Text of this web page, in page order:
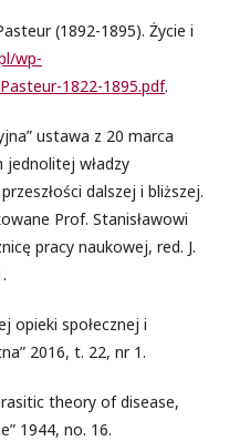
(1892-1895). Życie i
wp-
1822-1895.pdf.
ustawa z 20 marca
władzy
dalszej i bliższej.
Prof. Stanisławowi
pracy naukowej, red. J.
opieki społecznej i
2016, t. 22, nr 1.
theory of disease,
1944, no. 16.